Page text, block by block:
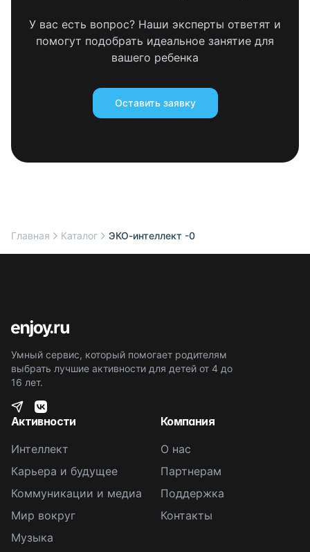
У вас есть вопрос? Наши эксперты ответят и
помогут подобрать идеальное занятие для
вашего ребенка
Оставить заявку
Главная Каталог ЭКО-интеллект -0
Умный сервис, который помогает родителям
выбрать лучшие активности для детей от 4 до
16 лет.
Активности
Интеллект
Карьера и будущее
Коммуникации и медиа
Мир вокруг
Музыка
Компания
О нас
Партнерам
Поддержка
Контакты